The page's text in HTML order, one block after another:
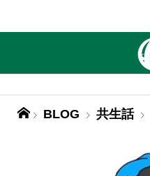
BLOG 共生話